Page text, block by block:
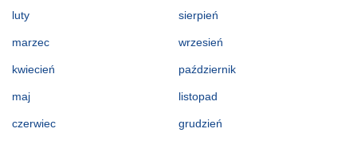
luty
marzec
kwiecień
maj
czerwiec
sierpień
wrzesień
październik
listopad
grudzień